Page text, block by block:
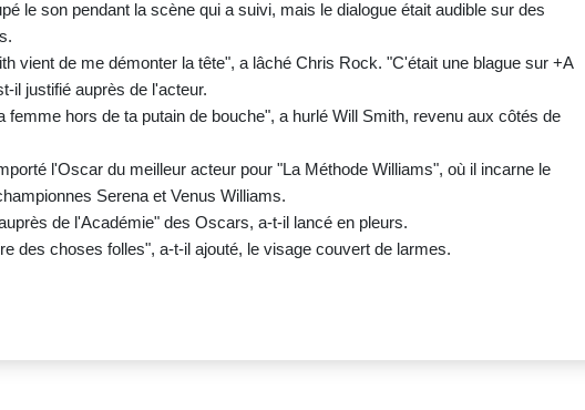
le son pendant la scène qui a suivi, mais le dialogue était audible sur des
vient de me démonter la tête", a lâché Chris Rock. "C'était une blague sur +A
il justifié auprès de l'acteur.
femme hors de ta putain de bouche", a hurlé Will Smith, revenu aux côtés de
l'Oscar du meilleur acteur pour "La Méthode Williams", où il incarne le
Serena et Venus Williams.
de l'Académie" des Oscars, a-t-il lancé en pleurs.
des choses folles", a-t-il ajouté, le visage couvert de larmes.